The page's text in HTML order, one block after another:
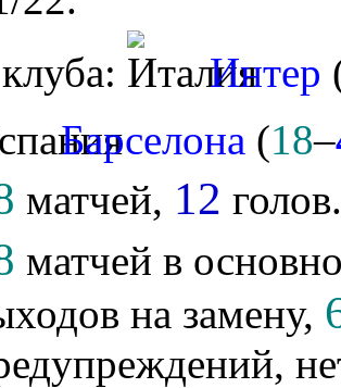
клуба: Интер
Барселона (18–
матчей, 12
матчей в
на замену,